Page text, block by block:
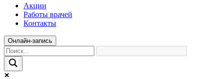
Акции
Работы врачей
Контакты
Онлайн-запись